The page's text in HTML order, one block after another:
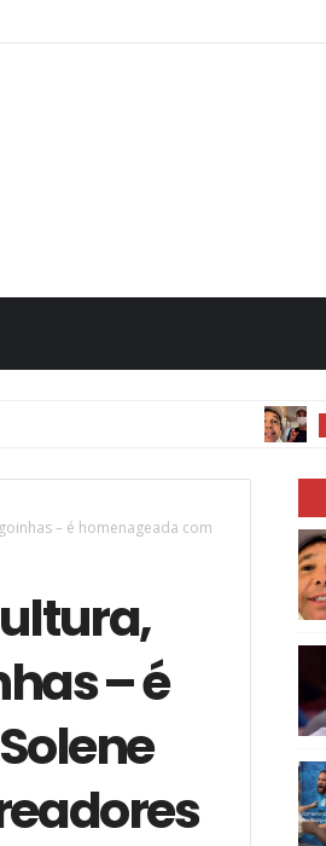
ACIDENTE
– é homenageada com
– é